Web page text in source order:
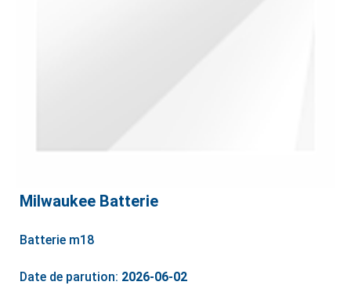
Milwaukee Batterie
Batterie m18
Date de parution: 2026-06-02